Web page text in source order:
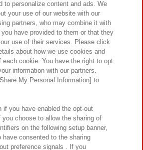
ーン
サステナビリティ サイトポリシー
ウェブアクセシビリティ方針と検証結果
ともに
応方針 よくあるご質問・お問い合わせ
to personalize content and ads. We
your use of our website with our
partners, who may combine it with
have provided to them or that they
use of their services. Please click
about how we use cookies and
each cookie. You have the right to opt
information with our partners.
My Personal Information] to
if you have enabled the opt-out
choose to allow the sharing of
on the following setup banner,
have consented to the sharing
preference signals . If you